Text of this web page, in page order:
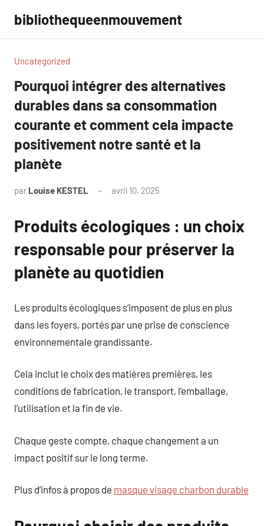
contenu
bibliothequeenmouvement
Uncategorized
Pourquoi intégrer des alternatives
durables dans sa consommation
courante et comment cela impacte
positivement notre santé et la
planète
par Louise KESTEL avril 10, 2025
Produits écologiques : un choix
responsable pour préserver la
planète au quotidien
Les produits écologiques s’imposent de plus en plus
dans les foyers, portés par une prise de conscience
environnementale grandissante.
Cela inclut le choix des matières premières, les
conditions de fabrication, le transport, l’emballage,
l’utilisation et la fin de vie.
Chaque geste compte, chaque changement a un
impact positif sur le long terme.
Plus d’infos à propos de masque visage charbon durable